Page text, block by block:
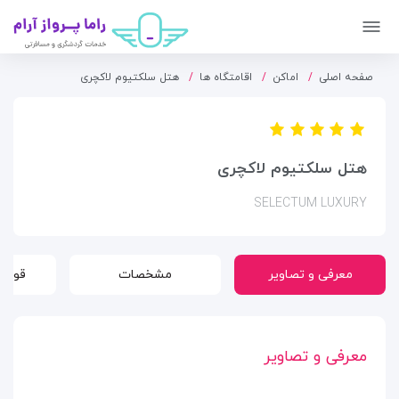
صفحه اصلی اماکن اقامتگاه ها هتل سلکتیوم لاکچری
هتل سلکتیوم لاکچری
SELECTUM LUXURY
معرفی و تصاویر مشخصات
معرفی و تصاویر